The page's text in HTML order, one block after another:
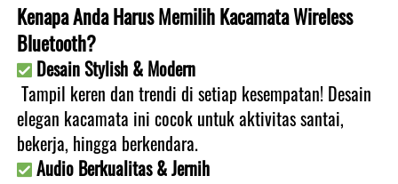
Kenapa Anda Harus Memilih Kacamata Wireless
Bluetooth?
Desain Stylish & Modern
elegan kacamata ini cocok untuk aktivitas santai,
bekerja, hingga berkendara.
Audio Berkualitas & Jernih